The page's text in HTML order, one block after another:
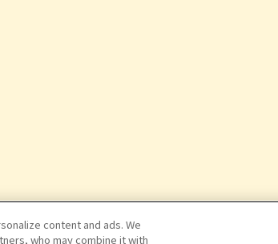
content and ads. We
who may combine it with